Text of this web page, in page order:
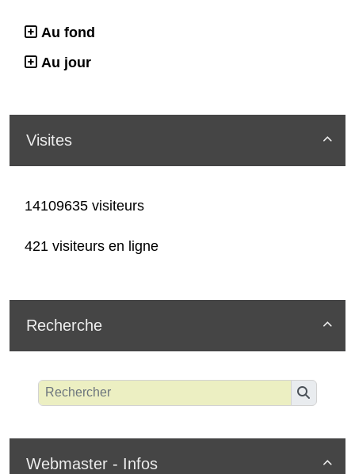
Au fond
Au jour

Visites
14109635 visiteurs
421 visiteurs en ligne

Recherche

Webmaster - Infos